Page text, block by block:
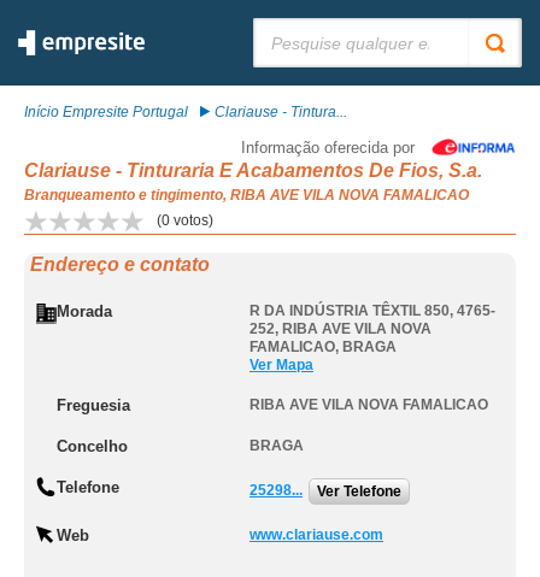
Início Empresite Portugal Clariause - Tintura...
Informação oferecida por
Clariause - Tinturaria E Acabamentos De Fios, S.a.
Branqueamento e tingimento, RIBA AVE VILA NOVA FAMALICAO
(0 votos)
Endereço e contato
Morada
R DA INDÚSTRIA TÊXTIL 850, 4765-
252, RIBA AVE VILA NOVA
FAMALICAO, BRAGA
Ver Mapa
Freguesia RIBA AVE VILA NOVA FAMALICAO
Concelho BRAGA
Telefone 25298... Ver Telefone
Web www.clariause.com